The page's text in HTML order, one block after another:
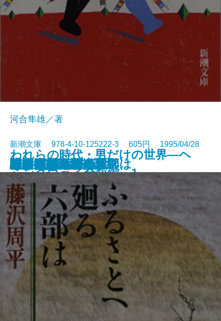
鹽壺の匙
みいら採り猟奇譚
われらの時代・男だけの世界―ヘ
ミングウェイ全短編 1―
草原の記
本所深川ふしぎ草紙
三たびの海峡
そこに僕はいた
こうばしい日々
或る女
働きざかりの心理学
河合隼雄／著
新潮文庫 978-4-10-125222-3 605円 1995/04/28
ふるさとへ廻る六部は
神の火〔上〕
神の火〔下〕
桜田門外ノ変〔上〕
桜田門外ノ変〔下〕
新版 貧困旅行記
幽霊たち
放課後の音符
ふつうがえらい
龍は眠る